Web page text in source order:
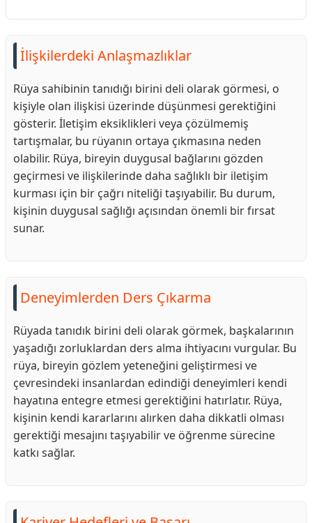
İlişkilerdeki Anlaşmazlıklar
Rüya sahibinin tanıdığı birini deli olarak görmesi, o
kişiyle olan ilişkisi üzerinde düşünmesi gerektiğini
gösterir. İletişim eksiklikleri veya çözülmemiş
tartışmalar, bu rüyanın ortaya çıkmasına neden
olabilir. Rüya, bireyin duygusal bağlarını gözden
geçirmesi ve ilişkilerinde daha sağlıklı bir iletişim
kurması için bir çağrı niteliği taşıyabilir. Bu durum,
kişinin duygusal sağlığı açısından önemli bir fırsat
sunar.
Deneyimlerden Ders Çıkarma
Rüyada tanıdık birini deli olarak görmek, başkalarının
yaşadığı zorluklardan ders alma ihtiyacını vurgular. Bu
rüya, bireyin gözlem yeteneğini geliştirmesi ve
çevresindeki insanlardan edindiği deneyimleri kendi
hayatına entegre etmesi gerektiğini hatırlatır. Rüya,
kişinin kendi kararlarını alırken daha dikkatli olması
gerektiği mesajını taşıyabilir ve öğrenme sürecine
katkı sağlar.